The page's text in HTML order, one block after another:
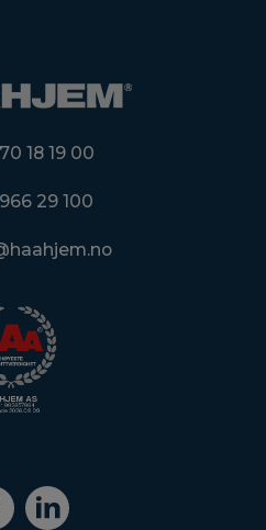
18 19 00
29 100